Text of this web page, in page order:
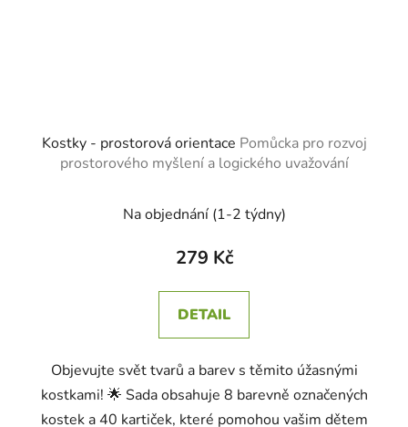
Kostky - prostorová orientace Pomůcka pro rozvoj
prostorového myšlení a logického uvažování
Na objednání (1-2 týdny)
279 Kč
DETAIL
Objevujte svět tvarů a barev s těmito úžasnými
kostkami! 🌟 Sada obsahuje 8 barevně označených
kostek a 40 kartiček, které pomohou vašim dětem